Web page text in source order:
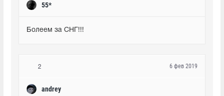
55*
Болеем за СНГ!!!
2
andrey
6 фев 2019